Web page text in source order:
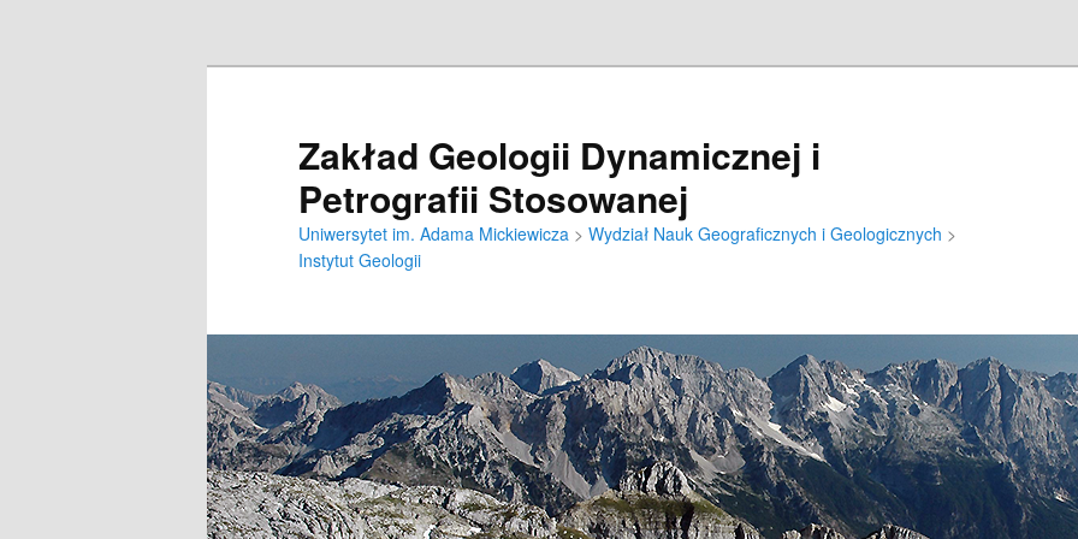
Zakład Geologii Dynamicznej i
Petrografii Stosowanej
Uniwersytet im. Adama Mickiewicza > Wydział Nauk Geograficznych i Geologicznych >
Instytut Geologii